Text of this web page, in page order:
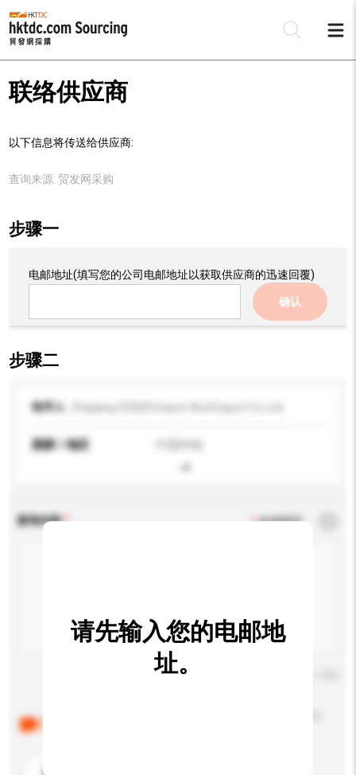
联络供应商
以下信息将传送给供应商:
查询来源: 贸发网采购
步骤一
电邮地址(填写您的公司电邮地址以获取供应商的迅速回覆)
确认
步骤二
收件人
国家 / 地区
查询内容 *必须填写
你们能提供的最优惠价格是多少？
请先输入您的电邮地
址。